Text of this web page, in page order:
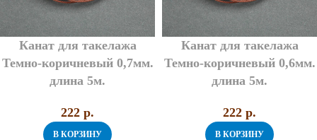
Канат для такелажа
Темно-коричневый 0,7мм.
длина 5м.
222 p.
В КОРЗИНУ
Канат для такелажа
Темно-коричневый 0,6мм.
длина 5м.
222 p.
В КОРЗИНУ